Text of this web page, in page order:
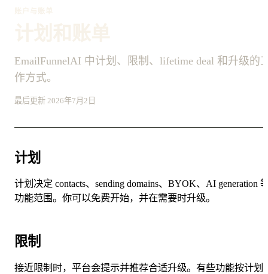
EmailFunnelAI 中计划、限制、lifetime deal 和升级的
作方式。
最后更新 2026年7月2日
计划
计划决定 contacts、sending domains、BYOK、AI generation
功能范围。你可以免费开始，并在需要时升级。
限制
接近限制时，平台会提示并推荐合适升级。有些功能按计划